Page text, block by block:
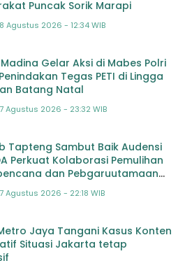
Puncak Sorik Marapi
8 Agustus 2026 - 12:34 WIB
Madina Gelar Aksi di Mabes Polri
Tegas PETI di Lingga
Batang Natal
7 Agustus 2026 - 23:32 WIB
Tapteng Sambut Baik Audensi
Perkuat Kolaborasi Pemulihan
dan Pebgaruutamaan
7 Agustus 2026 - 22:18 WIB
Jaya Tangani Kasus Konten
Situasi Jakarta tetap